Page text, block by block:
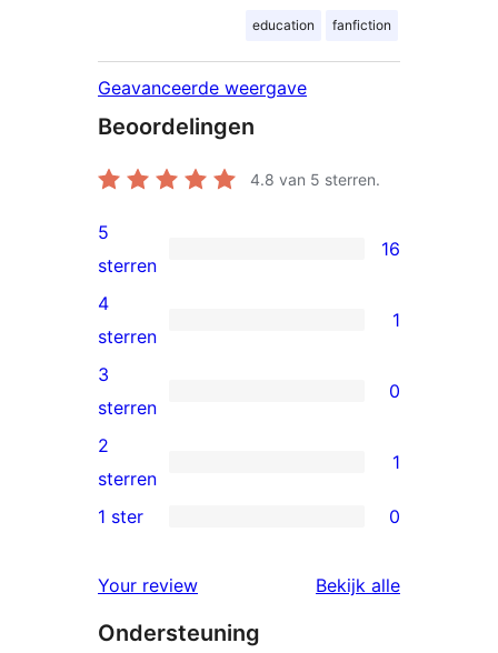
education fanfiction
Geavanceerde weergave
Beoordelingen
4.8 van 5 sterren.
16
5
sterren
beoordeling
5
sterren
16
1
4
ster
beoordeling
4
sterren
1
0
3
sterren
beoordeling
3
sterren
0
1
2
beoordeling
2
sterren
1
sterren
beoordeling
1 ster 0
Your review
Bekijk alle
Ondersteuning